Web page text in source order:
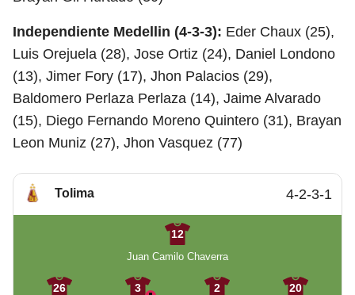
Independiente Medellin (4-3-3): Eder Chaux (25),
Luis Orejuela (28), Jose Ortiz (24), Daniel Londono
(13), Jimer Fory (17), Jhon Palacios (29),
Baldomero Perlaza Perlaza (14), Jaime Alvarado
(15), Diego Fernando Moreno Quintero (31), Brayan
Leon Muniz (27), Jhon Vasquez (77)
Tolima 4-2-3-1
12
Juan Camilo Chaverra
26
3
2
20